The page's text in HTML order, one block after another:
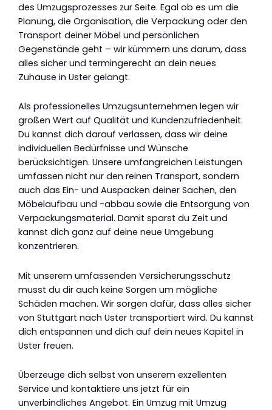
des Umzugsprozesses zur Seite. Egal ob es um die
Planung, die Organisation, die Verpackung oder den
Transport deiner Möbel und persönlichen
Gegenstände geht – wir kümmern uns darum, dass
alles sicher und termingerecht an dein neues
Zuhause in Uster gelangt.
Als professionelles Umzugsunternehmen legen wir
großen Wert auf Qualität und Kundenzufriedenheit.
Du kannst dich darauf verlassen, dass wir deine
individuellen Bedürfnisse und Wünsche
berücksichtigen. Unsere umfangreichen Leistungen
umfassen nicht nur den reinen Transport, sondern
auch das Ein- und Auspacken deiner Sachen, den
Möbelaufbau und -abbau sowie die Entsorgung von
Verpackungsmaterial. Damit sparst du Zeit und
kannst dich ganz auf deine neue Umgebung
konzentrieren.
Mit unserem umfassenden Versicherungsschutz
musst du dir auch keine Sorgen um mögliche
Schäden machen. Wir sorgen dafür, dass alles sicher
von Stuttgart nach Uster transportiert wird. Du kannst
dich entspannen und dich auf dein neues Kapitel in
Uster freuen.
Überzeuge dich selbst von unserem exzellenten
Service und kontaktiere uns jetzt für ein
unverbindliches Angebot. Ein Umzug mit Umzug